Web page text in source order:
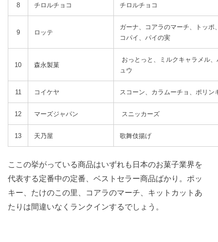
8 チロルチョコ チロルチョコ
9 ロッテ
ガーナ、コアラのマーチ、トッポ
コパイ、パイの実
10 森永製菓
おっとっと、ミルクキャラメル
ュウ
11 コイケヤ スコーン、カラムーチョ、ポリン
12 マーズジャパン スニッカーズ
13 天乃屋 歌舞伎揚げ
ここの挙がっている商品はいずれも日本のお菓子業界を
代表する定番中の定番、ベストセラー商品ばかり。ポッ
キー、たけのこの里、コアラのマーチ、キットカットあ
たりは間違いなくランクインするでしょう。